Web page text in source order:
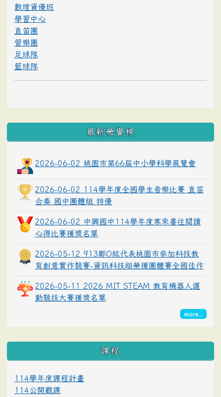
數理資優班
學習中心
直笛團
管樂團
足球隊
籃球隊
最新榮譽榜
2026-06-02 桃園市第66屆中小學科學展覽會
2026-06-02 114學年度全國學生音樂比賽 直笛
合奏 國中團體組 特優
2026-06-02 中興國中114學年度寒來書往閱讀
心得比賽獲獎名單
2026-05-12 913鄭O紘代表桃園市參加科技教
育創意實作競賽-資訊科技組榮獲團體賽全國佳作
2026-05-11 2026 MIT STEAM 教育機器人運
動競技大賽獲獎名單
more...
課程
114學年度課程計畫
114公開觀課